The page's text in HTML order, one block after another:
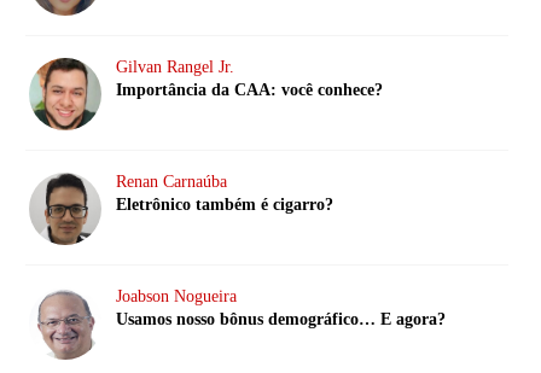
Gilvan Rangel Jr.
Importância da CAA: você conhece?
Renan Carnaúba
Eletrônico também é cigarro?
Joabson Nogueira
Usamos nosso bônus demográfico… E agora?